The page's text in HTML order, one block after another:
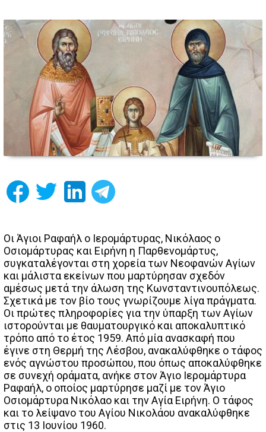
Οι Άγιοι Ραφαήλ ο Ιερομάρτυρας, Νικόλαος ο
Οσιομάρτυρας και Ειρήνη η Παρθενομάρτυς,
συγκαταλέγονται στη χορεία των Νεοφανών Αγίων
και μάλιστα εκείνων που μαρτύρησαν σχεδόν
αμέσως μετά την άλωση της Κωνσταντινουπόλεως.
Σχετικά με τον βίο τους γνωρίζουμε λίγα πράγματα.
Οι πρώτες πληροφορίες για την ύπαρξη των Αγίων
ιστορούνται με θαυματουργικό και αποκαλυπτικό
τρόπο από το έτος 1959. Από μία ανασκαφή που
έγινε στη Θερμή της Λέσβου, ανακαλύφθηκε ο τάφος
ενός αγνώστου προσώπου, που όπως αποκαλύφθηκε
σε συνεχή οράματα, ανήκε στον Άγιο Ιερομάρτυρα
Ραφαήλ, ο οποίος μαρτύρησε μαζί με τον Άγιο
Οσιομάρτυρα Νικόλαο και την Αγία Ειρήνη. Ο τάφος
και το λείψανο του Αγίου Νικολάου ανακαλύφθηκε
στις 13 Ιουνίου 1960.